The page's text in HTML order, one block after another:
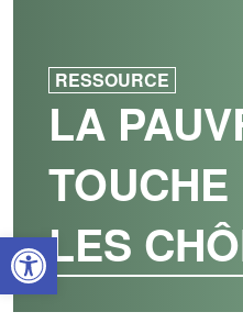
Open toolbar
RESSOURCE
LA
LES